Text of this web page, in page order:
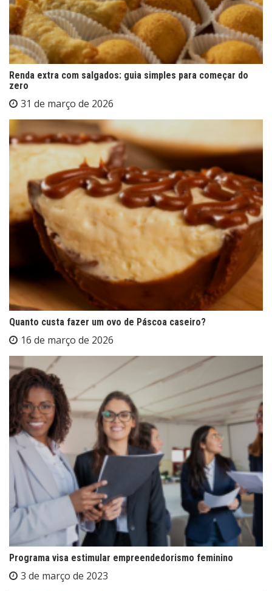
Renda extra com salgados: guia simples para começar do
zero
31 de março de 2026
Quanto custa fazer um ovo de Páscoa caseiro?
16 de março de 2026
Programa visa estimular empreendedorismo feminino
3 de março de 2023